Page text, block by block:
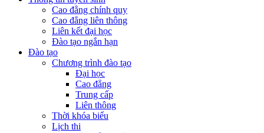
Cao đẳng chính quy
Cao đẳng liên thông
Liên kết đại học
Đào tạo ngắn hạn
Đào tạo
Chương trình đào tạo
Đại học
Cao đẳng
Trung cấp
Liên thông
Thời khóa biểu
Lịch thi